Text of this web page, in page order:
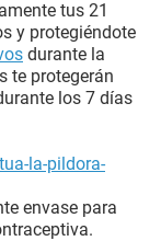
tus 21
y protegiéndote
durante la
te protegerán
los 7 días
la-pildora-
envase para